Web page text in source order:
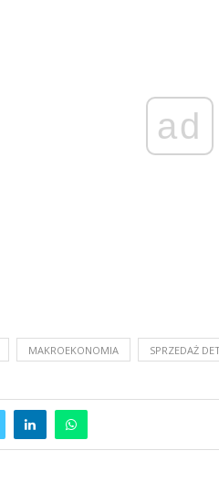
ad
MAKROEKONOMIA SPRZEDAŻ